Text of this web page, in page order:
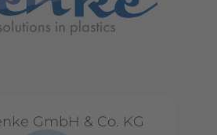
GmbH & Co. KG